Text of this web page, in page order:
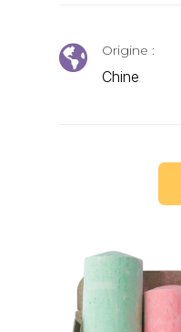
 Origine :
Chine